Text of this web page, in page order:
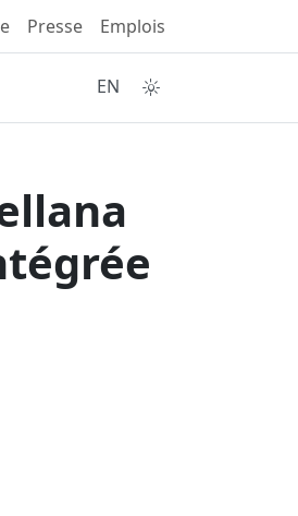
Presse Emplois
EN